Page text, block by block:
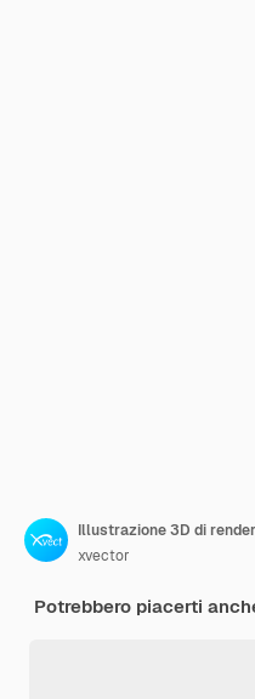
Illustrazione 3D di
xvector
Potrebbero piacerti